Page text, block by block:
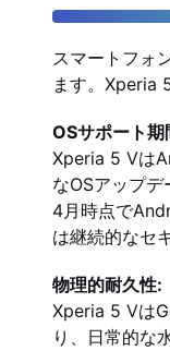
スマートフォ
ます。Xperia
OSサポート期
Xperia 5 Vは
なOSアップ
4月時点で
は継続的なセ
物理的耐久性:
Xperia 5 Vは
り、日常的な